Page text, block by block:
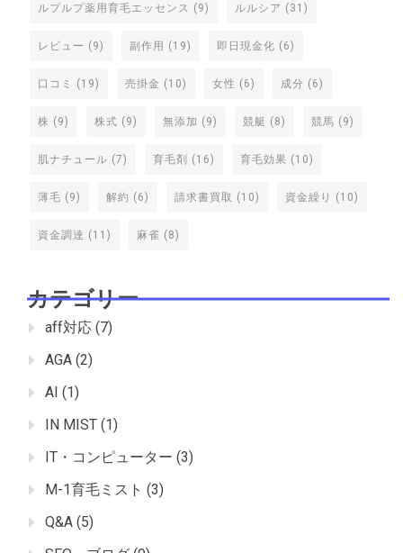
ルプルプ薬用育毛エッセンス (9) ルルシア (31)
レビュー (9) 副作用 (19) 即日現金化 (6)
口コミ (19) 売掛金 (10) 女性 (6) 成分 (6)
株 (9) 株式 (9) 無添加 (9) 競艇 (8) 競馬 (9)
肌ナチュール (7) 育毛剤 (16) 育毛効果 (10)
薄毛 (9) 解約 (6) 請求書買取 (10) 資金繰り (10)
資金調達 (11) 麻雀 (8)
カテゴリー
aff対応 (7)
AGA (2)
AI (1)
IN MIST (1)
IT・コンピューター (3)
M-1育毛ミスト (3)
Q&A (5)